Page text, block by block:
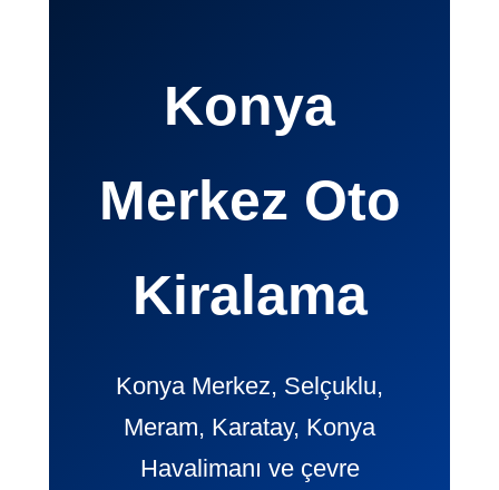
Konya
Merkez Oto
Kiralama
Konya Merkez, Selçuklu,
Meram, Karatay, Konya
Havalimanı ve çevre